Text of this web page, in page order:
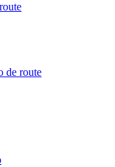
de route